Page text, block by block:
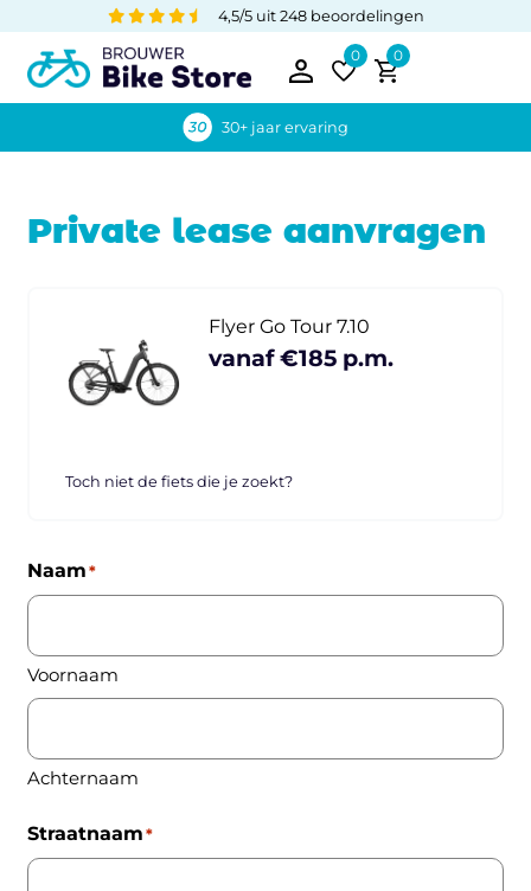
4,5/5 uit 248 beoordelingen
0 0
30+ jaar ervaring
Private lease aanvragen
Flyer Go Tour 7.10
vanaf €185 p.m.
Toch niet de fiets die je zoekt?
Naam*
Voornaam
Achternaam
Straatnaam*